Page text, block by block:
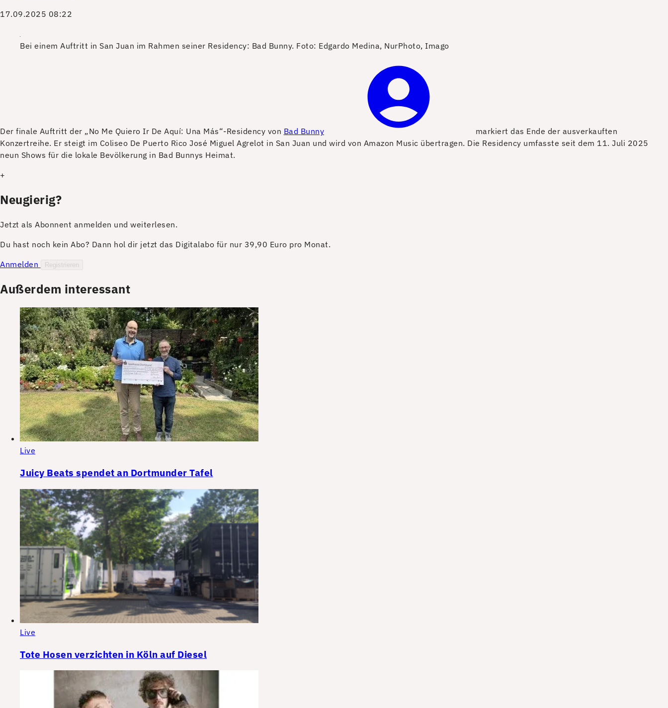
17.09.2025 08:22
Bei einem Auftritt in San Juan im Rahmen seiner Residency: Bad Bunny. Foto: Edgardo Medina, NurPhoto, Imago
Der finale Auftritt der „No Me Quiero Ir De Aquí: Una Más“-Residency von Bad Bunny
markiert das Ende der ausverkauften
Konzertreihe. Er steigt im Coliseo De Puerto Rico José Miguel Agrelot in San Juan und wird von Amazon Music übertragen. Die Residency umfasste seit dem 11. Juli 2025
neun Shows für die lokale Bevölkerung in Bad Bunnys Heimat.
+
Neugierig?
Jetzt als Abonnent anmelden und weiterlesen.
Du hast noch kein Abo? Dann hol dir jetzt das Digitalabo für nur 39,90 Euro pro Monat.
Anmelden
Registrieren
Außerdem interessant
Live
Juicy Beats spendet an Dortmunder Tafel
Live
Tote Hosen verzichten in Köln auf Diesel